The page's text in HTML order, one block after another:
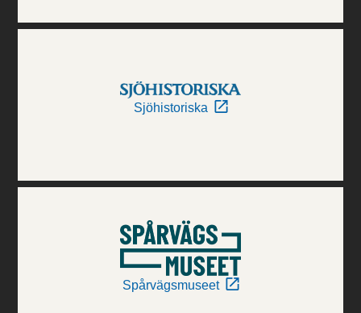
Sjöhistoriska
Spårvägsmuseet